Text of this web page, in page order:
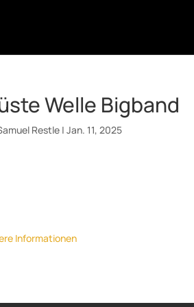
Welle Bigband
Restle |Jan. 11, 2025
Informationen